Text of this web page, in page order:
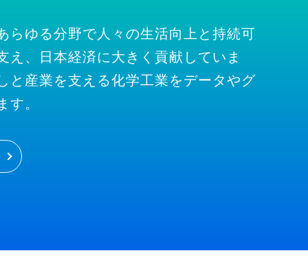
らゆる分野で人々の生活向上と持続可
え、日本経済に大きく貢献していま
と産業を支える化学工業をデータやグ
す。